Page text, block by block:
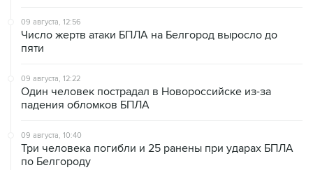
09 августа, 12:56
Число жертв атаки БПЛА на Белгород выросло до
пяти
09 августа, 12:22
Один человек пострадал в Новороссийске из-за
падения обломков БПЛА
09 августа, 10:40
Три человека погибли и 25 ранены при ударах БПЛА
по Белгороду